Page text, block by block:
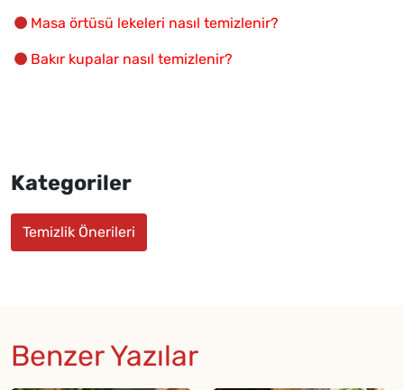
Masa örtüsü lekeleri nasıl temizlenir?
Bakır kupalar nasıl temizlenir?
Kategoriler
Temizlik Önerileri
Benzer Yazılar